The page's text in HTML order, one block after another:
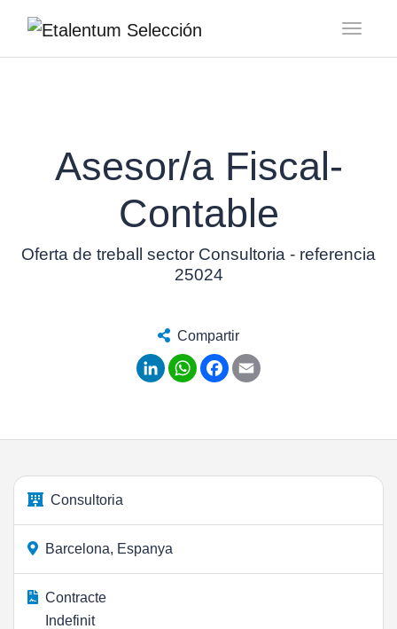
Asesor/a Fiscal-
Contable
Oferta de treball sector Consultoria - referencia
25024
Compartir
LinkedInWhatsApp
Facebook
Consultoria
Barcelona, Espanya
Contracte
Indefinit